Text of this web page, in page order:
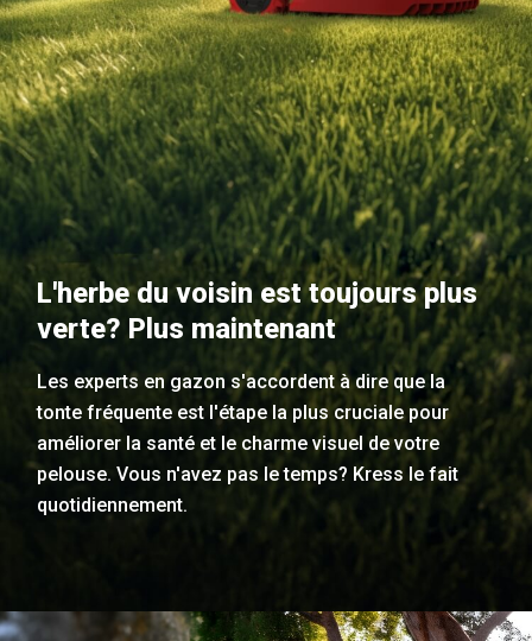
L'herbe du voisin est toujours plus
verte? Plus maintenant
Les experts en gazon s'accordent à dire que la
tonte fréquente est l'étape la plus cruciale pour
améliorer la santé et le charme visuel de votre
pelouse. Vous n'avez pas le temps? Kress le fait
quotidiennement.